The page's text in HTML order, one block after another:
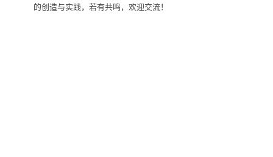
的创造与实践，若有共鸣，欢迎交流！